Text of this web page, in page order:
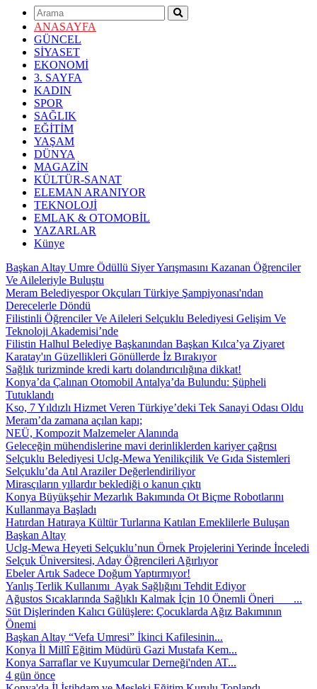
ANASAYFA
GÜNCEL
SİYASET
EKONOMİ
3. SAYFA
KADIN
SPOR
SAĞLIK
EĞİTİM
YAŞAM
DÜNYA
MAGAZİN
KÜLTÜR-SANAT
ELEMAN ARANIYOR
TEKNOLOJİ
EMLAK & OTOMOBİL
YAZARLAR
Künye
Başkan Altay Umre Ödüllü Siyer Yarışmasını Kazanan Öğrenciler
Ve Aileleriyle Buluştu
Meram Belediyespor Okçuları Türkiye Şampiyonası'ndan
Derecelerle Döndü
Filistinli Öğrenciler Ve Aileleri Selçuklu Belediyesi Gelişim Ve
Teknoloji Akademisi’nde
Filistin Halhul Belediye Başkanından Başkan Kılca’ya Ziyaret
Karatay'ın Güzellikleri Gönüllerde İz Bırakıyor
Sağlık turizminde kredi kartı dolandırıcılığına dikkat!
Konya’da Çalınan Otomobil Antalya’da Bulundu: Şüpheli
Tutuklandı
Kso, 7 Yıldızlı Hizmet Veren Türkiye’deki Tek Sanayi Odası Oldu
Meram’da zamana açılan kapı;
NEÜ, Kompozit Malzemeler Alanında
Geleceğin mühendislerine mavi derinliklerden kariyer çağrısı
Selçuklu Belediyesi Uclg-Mewa Yenilikçilik Ve Gıda Sistemleri
Selçuklu’da Atıl Araziler Değerlendiriliyor
Mirasçıların yıllardır beklediği o kanun çıktı
Konya Büyükşehir Mezarlık Bakımında Ot Biçme Robotlarını
Kullanmaya Başladı
Hatırdan Hatıraya Kültür Turlarına Katılan Emeklilerle Buluşan
Başkan Altay
Uclg-Mewa Heyeti Selçuklu’nun Örnek Projelerini Yerinde İnceledi
Selçuk Üniversitesi, Aday Öğrencileri Ağırlıyor
Ebeler Artık Sadece Doğum Yaptırmıyor!
Yanlış Terlik Kullanımı Ayak Sağlığını Tehdit Ediyor
Ağustos Sıcaklarında Sağlıklı Kalmak İçin 10 Önemli Öneri ...
Süt Dişlerinden Kalıcı Gülüşlere: Çocuklarda Ağız Bakımının
Önemi
Başkan Altay “Vefa Umresi” İkinci Kafilesinin...
Konya İl Millî Eğitim Müdürü Gazi Mustafa Kem...
Konya Sarraflar ve Kuyumcular Derneği'nden AT...
4 gün önce